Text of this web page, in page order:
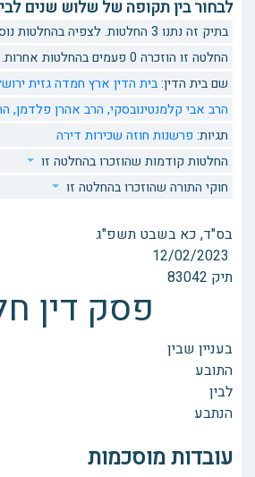
לבחור בין תקופה של שלוש שנים
בתיק זה נתנו 3 החלטות. לצפיה בהחלטות נוספות
החלטה זו הוזכרה 0 פעמים בהחלטות אחרות.
שם בית הדין:בית הדין ארץ חמדה גזית
הרב אבי קלמנטינובסקי, הרב אהרן פלדמן,
תגיות: פרשנות חוזה שכירות דירה
החלטות קודמות שהוזכרו בהחלטה זו
חוקי התורה שהוזכרו בהחלטה זו
בס"ד, כא בשבט תשפ"ג
תיק 83042
פסק דין
בעניין שבין
התובע
לבין
הנתבע
עובדות מוסכמות